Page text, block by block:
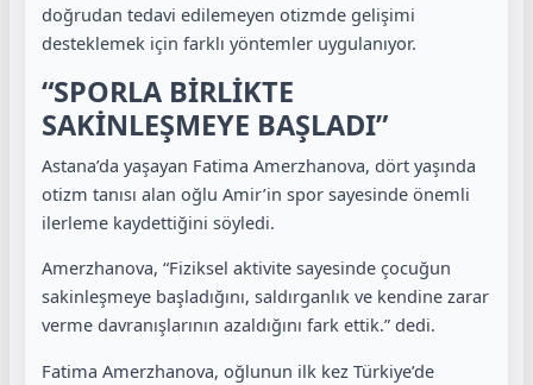
doğrudan tedavi edilemeyen otizmde gelişimi
desteklemek için farklı yöntemler uygulanıyor.
“SPORLA BİRLİKTE
SAKİNLEŞMEYE BAŞLADI”
Astana’da yaşayan Fatima Amerzhanova, dört yaşında
otizm tanısı alan oğlu Amir’in spor sayesinde önemli
ilerleme kaydettiğini söyledi.
Amerzhanova, “Fiziksel aktivite sayesinde çocuğun
sakinleşmeye başladığını, saldırganlık ve kendine zarar
verme davranışlarının azaldığını fark ettik.” dedi.
Fatima Amerzhanova, oğlunun ilk kez Türkiye’de